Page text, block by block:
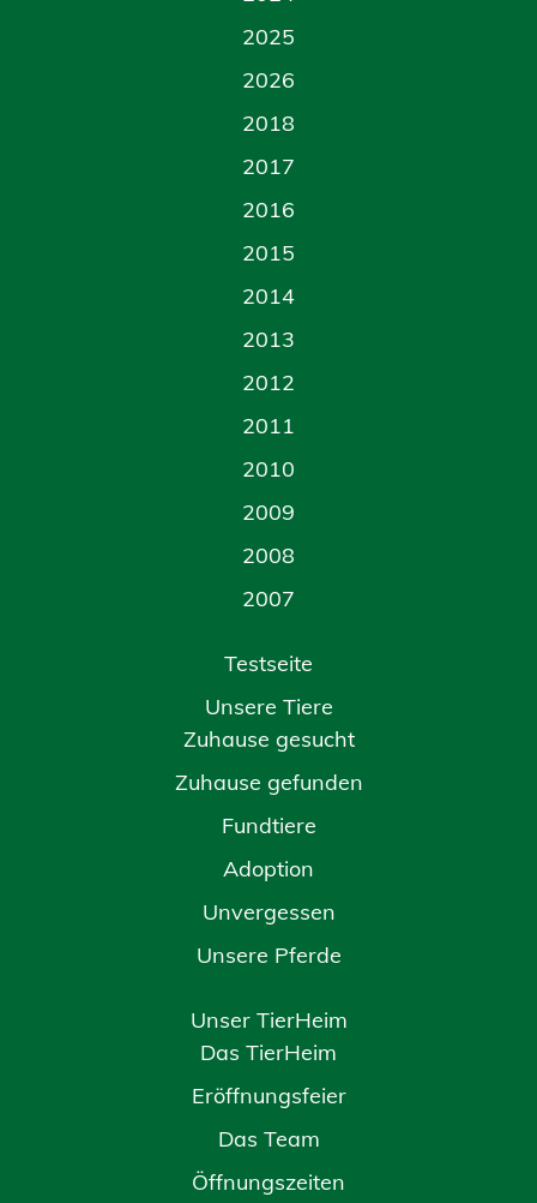
2025
2026
2018
2017
2016
2015
2014
2013
2012
2011
2010
2009
2008
2007
Testseite
Unsere Tiere
Zuhause gesucht
Zuhause gefunden
Fundtiere
Adoption
Unvergessen
Unsere Pferde
Unser TierHeim
Das TierHeim
Eröffnungsfeier
Das Team
Öffnungszeiten